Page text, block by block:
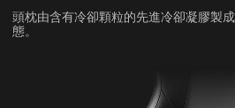
頭枕由含有冷卻顆粒的先進冷卻凝膠製
態。